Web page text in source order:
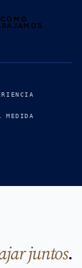
CÓMO
MEDIDA
juntos.